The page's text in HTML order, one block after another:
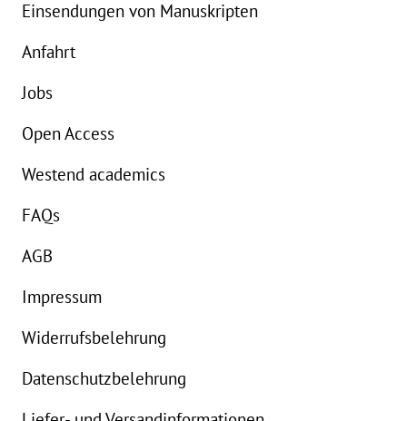
Einsendungen von Manuskripten
Anfahrt
Jobs
Open Access
Westend academics
FAQs
AGB
Impressum
Widerrufsbelehrung
Datenschutzbelehrung